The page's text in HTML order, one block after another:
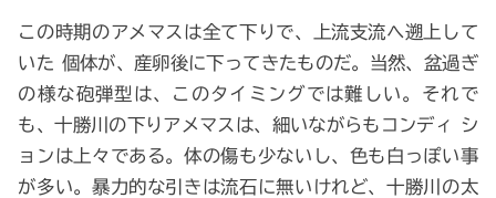
この時期のアメマスは全て下りで、上流支流へ遡上して
いた 個体が、産卵後に下ってきたものだ。当然、盆過ぎ
の様な砲弾型は、このタイミングでは難しい。それで
も、十勝川の下りアメマスは、細いながらもコンディ シ
ョンは上々である。体の傷も少ないし、色も白っぽい事
が多い。暴力的な引きは流石に無いけれど、十勝川の太